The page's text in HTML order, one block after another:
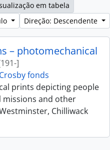
em tabela
Direção: Descendente
– photomechanical
]
fonds
prints depicting people
and other
Chilliwack